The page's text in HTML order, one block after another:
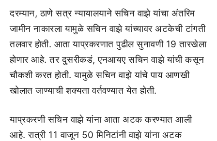
दरम्यान, ठाणे सत्र न्यायालयाने सचिन वाझे यांचा अंतरिम
जामीन नाकारला यामुळे सचिन वाझे यांच्यावर अटकेची टांगती
तलवार होती. आता याप्रकरणात पुढील सुनावणी 19 तारखेला
होणार आहे. तर दुसरीकडं, एनआयए सचिन वाझे यांची कसून
चौकशी करत होती. यामुळे सचिन वाझे यांचे पाय आणखी
खोलात जाण्याची शक्यता वर्तवण्यात येत होती.
याप्रकरणी सचिन वाझे यांना आता अटक करण्यात आली
आहे. रात्री 11 वाजून 50 मिनिटांनी वाझे यांना अटक